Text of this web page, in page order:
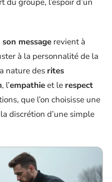
message revient à
à la personnalité de la
nature des rites
, l’empathieet le respect
que l’on choisisse une
discrétion d’une simple